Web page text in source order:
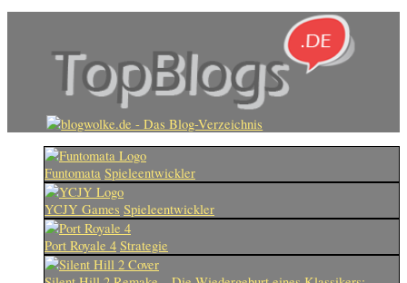
Funtomata Spieleentwickler
YCJY Games Spieleentwickler
Port Royale 4 Strategie